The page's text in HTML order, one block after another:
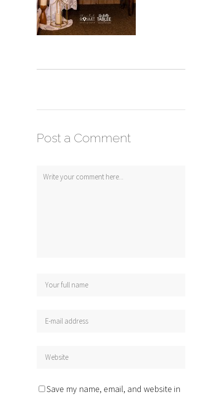
Post a Comment
Save my name, email, and website in